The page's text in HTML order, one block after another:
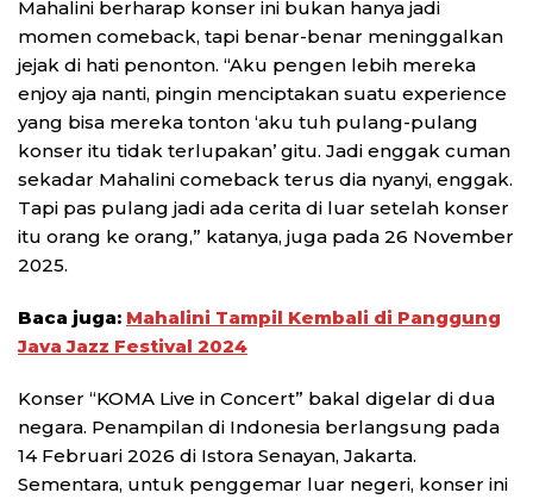
Mahalini berharap konser ini bukan hanya jadi
momen comeback, tapi benar-benar meninggalkan
jejak di hati penonton. “Aku pengen lebih mereka
enjoy aja nanti, pingin menciptakan suatu experience
yang bisa mereka tonton ‘aku tuh pulang-pulang
konser itu tidak terlupakan’ gitu. Jadi enggak cuman
sekadar Mahalini comeback terus dia nyanyi, enggak.
Tapi pas pulang jadi ada cerita di luar setelah konser
itu orang ke orang,” katanya, juga pada 26 November
2025.
Baca juga: Mahalini Tampil Kembali di Panggung
Java Jazz Festival 2024
Konser “KOMA Live in Concert” bakal digelar di dua
negara. Penampilan di Indonesia berlangsung pada
14 Februari 2026 di Istora Senayan, Jakarta.
Sementara, untuk penggemar luar negeri, konser ini